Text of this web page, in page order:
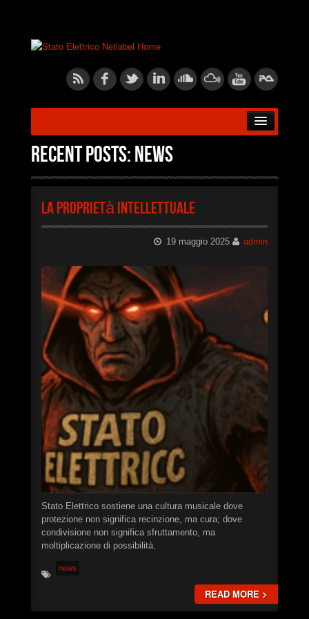
HOME
ABOUT US
RELEASES
BLOG
PROJECTS
EVENTS
SEND DEMO
#
► Calcified Dissonance Engine
STN666
► Chainsaw Logic Gate
STN666
► Quantum Corpsegrinder
STN666
► Synaptic Feedback Loop
STN666
► Warp Drive Calibration
XSTN
Recent posts: news
La proprietà intellettuale
19 maggio 2025 admin
Stato Elettrico sostiene una cultura musicale dove
protezione non significa recinzione, ma cura; dove
condivisione non significa sfruttamento, ma
moltiplicazione di possibilità.
news
READ MORE >